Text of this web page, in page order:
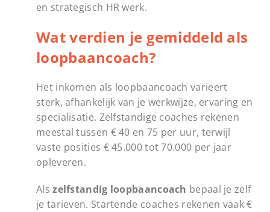
en strategisch HR werk.
Wat verdien je gemiddeld als
loopbaancoach?
Het inkomen als loopbaancoach varieert
sterk, afhankelijk van je werkwijze, ervaring en
specialisatie. Zelfstandige coaches rekenen
meestal tussen € 40 en 75 per uur, terwijl
vaste posities € 45.000 tot 70.000 per jaar
opleveren.
Alszelfstandig loopbaancoach bepaal je zelf
je tarieven. Startende coaches rekenen vaak €